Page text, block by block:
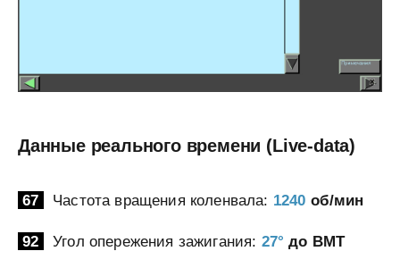
Данные реального времени (Live-data)
67 Частота вращения коленвала: 1240 об/мин
92 Угол опережения зажигания: 27° до ВМТ